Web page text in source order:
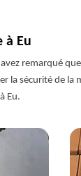
à Eu
remarqué
la sécurité de
Eu.